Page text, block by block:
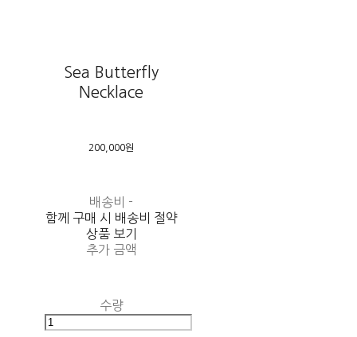
Sea Butterfly
Necklace
200,000원
배송비 -
함께 구매 시 배송비 절약
상품 보기
추가 금액
수량